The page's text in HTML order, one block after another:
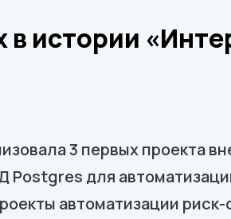
истории
3 первых проекта
Postgres для
автоматизации